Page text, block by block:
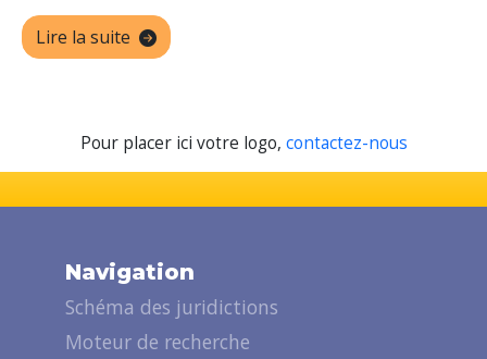
Lire la suite
Pour placer ici votre logo, contactez-nous
Navigation
Schéma des juridictions
Moteur de recherche